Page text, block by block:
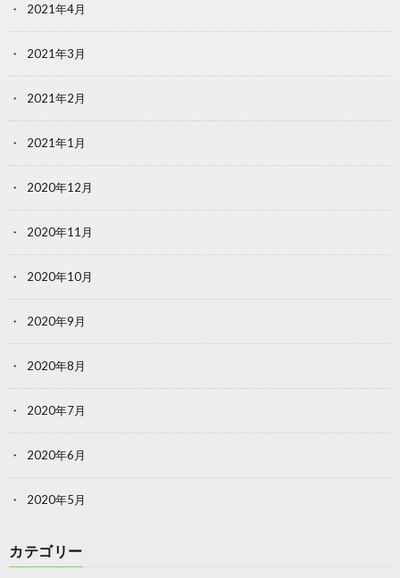
2021年4月
2021年3月
2021年2月
2021年1月
2020年12月
2020年11月
2020年10月
2020年9月
2020年8月
2020年7月
2020年6月
2020年5月
カテゴリー